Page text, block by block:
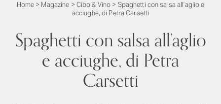
Home > Magazine > Cibo & Vino > Spaghetti con salsa all’aglio e
acciughe, di Petra Carsetti
Spaghetti con salsa all’aglio
e acciughe, di Petra
Carsetti